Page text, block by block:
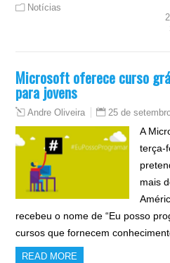
Notícias
Microsoft oferece curso
para jovens
Andre Oliveira 25 de
A
terça-
mais
recebeu o nome de “Eu posso
cursos que fornecem
READ MORE